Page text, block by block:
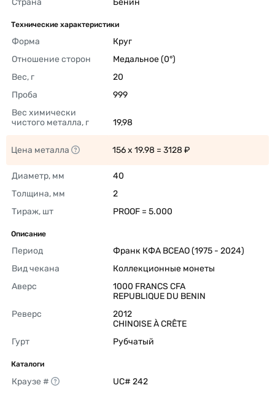
Страна
Бенин
Технические характеристики
Форма
Круг
Отношение сторон
Медальное (0°)
Вес, г
20
Проба
999
Вес химически
чистого металла, г
19,98
Цена металла 156 x 19.98 = 3128 ₽
Диаметр, мм
40
Толщина, мм
2
Тираж, шт
PROOF = 5.000
Описание
Период
Франк КФА BCEAO (1975 - 2024)
Вид чекана
Коллекционные монеты
Аверс
1000 FRANCS CFA
REPUBLIQUE DU BENIN
Реверс
2012
CHINOISE À CRÊTE
Гурт
Рубчатый
Каталоги
Краузе # UC# 242